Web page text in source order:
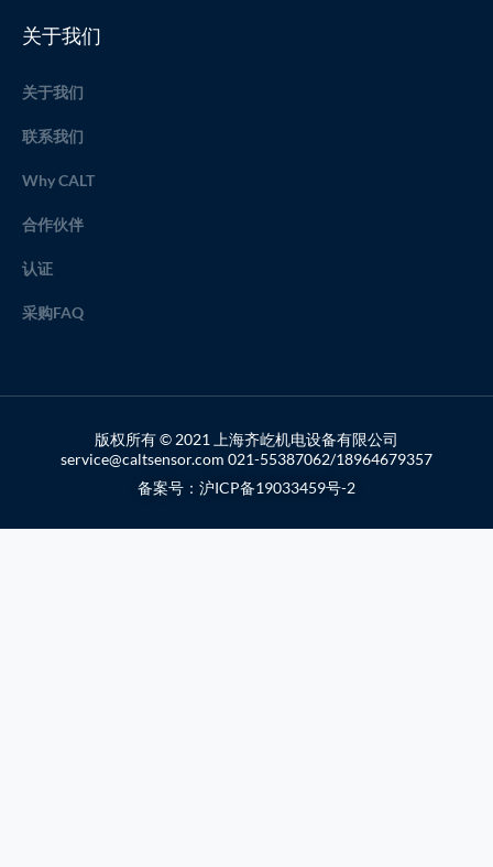
关于我们
关于我们
联系我们
Why CALT
合作伙伴
认证
采购FAQ
版权所有 © 2021 上海齐屹机电设备有限公司
service@caltsensor.com 021-55387062/18964679357
备案号：沪ICP备19033459号-2